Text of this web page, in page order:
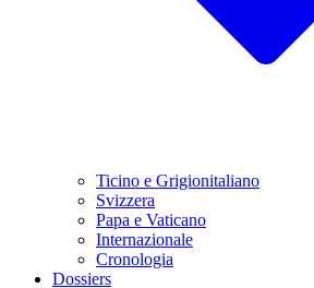
Ticino e Grigionitaliano
Svizzera
Papa e Vaticano
Internazionale
Cronologia
Dossiers